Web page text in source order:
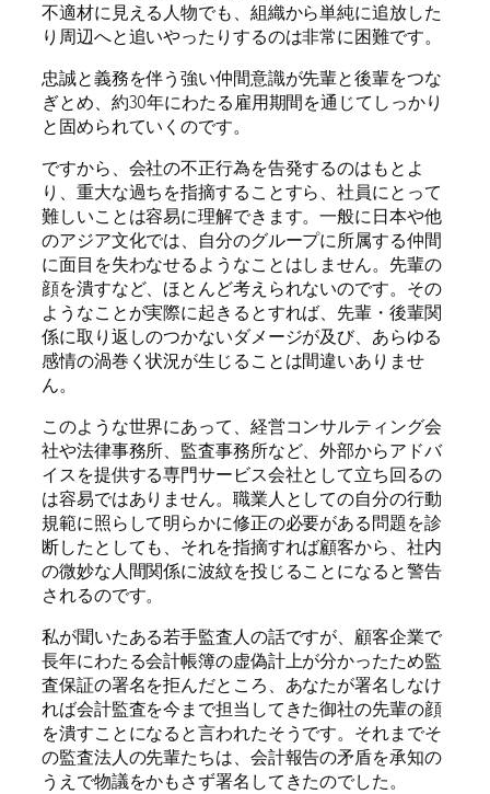
不適材に見える人物でも、組織から単純に追放した
り周辺へと追いやったりするのは非常に困難です。
忠誠と義務を伴う強い仲間意識が先輩と後輩をつな
ぎとめ、約30年にわたる雇用期間を通じてしっかり
と固められていくのです。
ですから、会社の不正行為を告発するのはもとよ
り、重大な過ちを指摘することすら、社員にとって
難しいことは容易に理解できます。一般に日本や他
のアジア文化では、自分のグループに所属する仲間
に面目を失わなせるようなことはしません。先輩の
顔を潰すなど、ほとんど考えられないのです。その
ようなことが実際に起きるとすれば、先輩・後輩関
係に取り返しのつかないダメージが及び、あらゆる
感情の渦巻く状況が生じることは間違いありませ
ん。
このような世界にあって、経営コンサルティング会
社や法律事務所、監査事務所など、外部からアドバ
イスを提供する専門サービス会社として立ち回るの
は容易ではありません。職業人としての自分の行動
規範に照らして明らかに修正の必要がある問題を診
断したとしても、それを指摘すれば顧客から、社内
の微妙な人間関係に波紋を投じることになると警告
されるのです。
私が聞いたある若手監査人の話ですが、顧客企業で
長年にわたる会計帳簿の虚偽計上が分かったため監
査保証の署名を拒んだところ、あなたが署名しなけ
れば会計監査を今まで担当してきた御社の先輩の顔
を潰すことになると言われたそうです。それまでそ
の監査法人の先輩たちは、会計報告の矛盾を承知の
うえで物議をかもさず署名してきたのでした。